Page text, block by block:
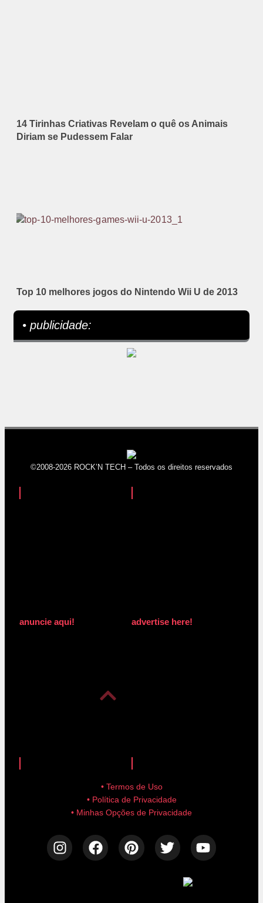
14 Tirinhas Criativas Revelam o quê os Animais
Diriam se Pudessem Falar
Top 10 melhores jogos do Nintendo Wii U de 2013
• publicidade:
©2008-2026 ROCK’N TECH – Todos os direitos reservados
anuncie aqui! advertise here!
• Termos de Uso
• Política de Privacidade
• Minhas Opções de Privacidade